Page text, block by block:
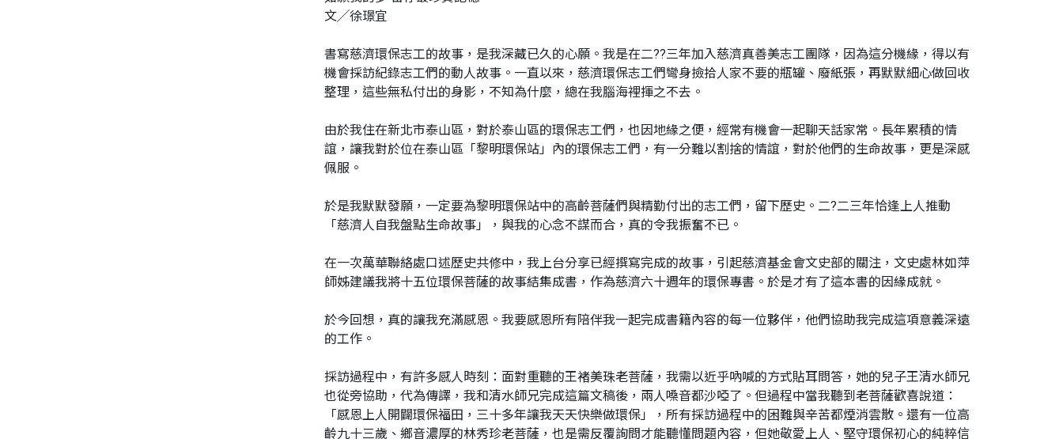
文╱徐璟宜
書寫慈濟環保志工的故事，是我深藏已久的心願。我是在二??三年加入慈濟真善美志工團隊，因為這分機緣，得以有
機會採訪紀錄志工們的動人故事。一直以來，慈濟環保志工們彎身撿拾人家不要的瓶罐、廢紙張，再默默細心做回收
整理，這些無私付出的身影，不知為什麼，總在我腦海裡揮之不去。
由於我住在新北市泰山區，對於泰山區的環保志工們，也因地緣之便，經常有機會一起聊天話家常。長年累積的情
誼，讓我對於位在泰山區「黎明環保站」內的環保志工們，有一分難以割捨的情誼，對於他們的生命故事，更是深感
佩服。
於是我默默發願，一定要為黎明環保站中的高齡菩薩們與精勤付出的志工們，留下歷史。二?二三年恰逢上人推動
「慈濟人自我盤點生命故事」，與我的心念不謀而合，真的令我振奮不已。
在一次萬華聯絡處口述歷史共修中，我上台分享已經撰寫完成的故事，引起慈濟基金會文史部的關注，文史處林如萍
師姊建議我將十五位環保菩薩的故事結集成書，作為慈濟六十週年的環保專書。於是才有了這本書的因緣成就。
於今回想，真的讓我充滿感恩。我要感恩所有陪伴我一起完成書籍內容的每一位夥伴，他們協助我完成這項意義深遠
的工作。
採訪過程中，有許多感人時刻：面對重聽的王褚美珠老菩薩，我需以近乎吶喊的方式貼耳問答，她的兒子王清水師兄
也從旁協助，代為傳譯，我和清水師兄完成這篇文稿後，兩人嗓音都沙啞了。但過程中當我聽到老菩薩歡喜說道：
「感恩上人開闢環保福田，三十多年讓我天天快樂做環保」，所有採訪過程中的困難與辛苦都煙消雲散。還有一位高
齡九十三歲、鄉音濃厚的林秀珍老菩薩，也是需反覆詢問才能聽懂問題內容，但她敬愛上人、堅守環保初心的純粹信